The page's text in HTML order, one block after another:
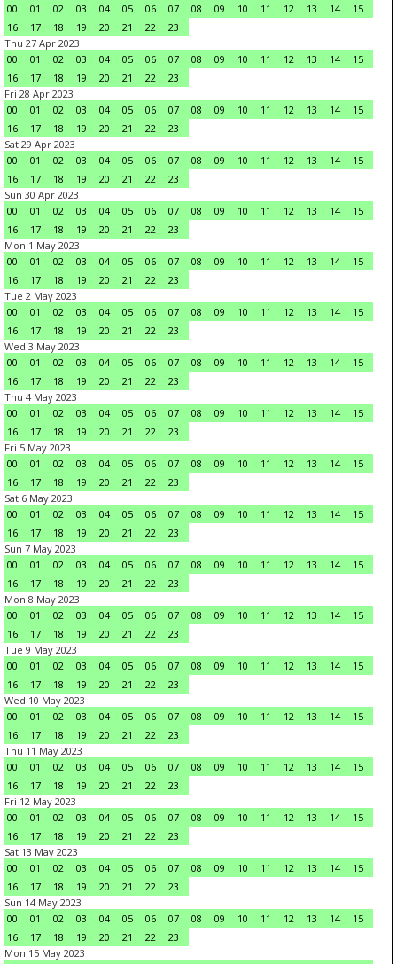
00
01 02 03 04 05 06 07 08 09 10 11 12 13 14
15
16
17 18 19 20 21 22
23
Thu 27 Apr 2023
00
01 02 03 04 05 06 07 08 09 10 11 12 13 14
15
16
17 18 19 20 21 22
23
Fri 28 Apr 2023
00
01 02 03 04 05 06 07 08 09 10 11 12 13 14
15
16
17 18 19 20 21 22
23
Sat 29 Apr 2023
00
01 02 03 04 05 06 07 08 09 10 11 12 13 14
15
16
17 18 19 20 21 22
23
Sun 30 Apr 2023
00
01 02 03 04 05 06 07 08 09 10 11 12 13 14
15
16
17 18 19 20 21 22
23
Mon 1 May 2023
00
01 02 03 04 05 06 07 08 09 10 11 12 13 14
15
16
17 18 19 20 21 22
23
Tue 2 May 2023
00
01 02 03 04 05 06 07 08 09 10 11 12 13 14
15
16
17 18 19 20 21 22
23
Wed 3 May 2023
00
01 02 03 04 05 06 07 08 09 10 11 12 13 14
15
16
17 18 19 20 21 22
23
Thu 4 May 2023
00
01 02 03 04 05 06 07 08 09 10 11 12 13 14
15
16
17 18 19 20 21 22
23
Fri 5 May 2023
00
01 02 03 04 05 06 07 08 09 10 11 12 13 14
15
16
17 18 19 20 21 22
23
Sat 6 May 2023
00
01 02 03 04 05 06 07 08 09 10 11 12 13 14
15
16
17 18 19 20 21 22
23
Sun 7 May 2023
00
01 02 03 04 05 06 07 08 09 10 11 12 13 14
15
16
17 18 19 20 21 22
23
Mon 8 May 2023
00
01 02 03 04 05 06 07 08 09 10 11 12 13 14
15
16
17 18 19 20 21 22
23
Tue 9 May 2023
00
01 02 03 04 05 06 07 08 09 10 11 12 13 14
15
16
17 18 19 20 21 22
23
Wed 10 May 2023
00
01 02 03 04 05 06 07 08 09 10 11 12 13 14
15
16
17 18 19 20 21 22
23
Thu 11 May 2023
00
01 02 03 04 05 06 07 08 09 10 11 12 13 14
15
16
17 18 19 20 21 22
23
Fri 12 May 2023
00
01 02 03 04 05 06 07 08 09 10 11 12 13 14
15
16
17 18 19 20 21 22
23
Sat 13 May 2023
00
01 02 03 04 05 06 07 08 09 10 11 12 13 14
15
16
17 18 19 20 21 22
23
Sun 14 May 2023
00
01 02 03 04 05 06 07 08 09 10 11 12 13 14
15
16
17 18 19 20 21 22
23
Mon 15 May 2023